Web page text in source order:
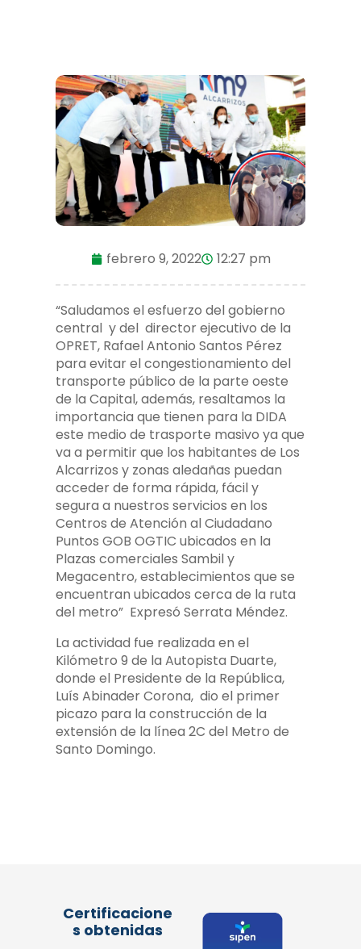
febrero 9, 2022 12:27 pm
“Saludamos el esfuerzo del gobierno
central y del director ejecutivo de la
OPRET, Rafael Antonio Santos Pérez
para evitar el congestionamiento del
transporte público de la parte oeste
de la Capital, además, resaltamos la
importancia que tienen para la DIDA
este medio de trasporte masivo ya que
va a permitir que los habitantes de Los
Alcarrizos y zonas aledañas puedan
acceder de forma rápida, fácil y
segura a nuestros servicios en los
Centros de Atención al Ciudadano
Puntos GOB OGTIC ubicados en la
Plazas comerciales Sambil y
Megacentro, establecimientos que se
encuentran ubicados cerca de la ruta
del metro” Expresó Serrata Méndez.
La actividad fue realizada en el
Kilómetro 9 de la Autopista Duarte,
donde el Presidente de la República,
Luís Abinader Corona, dio el primer
picazo para la construcción de la
extensión de la línea 2C del Metro de
Santo Domingo.
Certificacione
s obtenidas